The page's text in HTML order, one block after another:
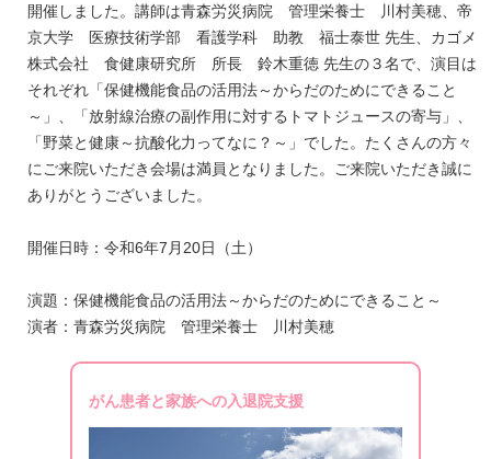
開催しました。講師は青森労災病院 管理栄養士 川村美穂、帝
京大学 医療技術学部 看護学科 助教 福士泰世 先生、カゴメ
株式会社 食健康研究所 所長 鈴木重徳 先生の３名で、演目は
それぞれ「保健機能食品の活用法～からだのためにできること
～」、「放射線治療の副作用に対するトマトジュースの寄与」、
「野菜と健康～抗酸化力ってなに？～」でした。たくさんの方々
にご来院いただき会場は満員となりました。ご来院いただき誠に
ありがとうございました。
開催日時：令和6年7月20日（土）
演題：保健機能食品の活用法～からだのためにできること～
演者：青森労災病院 管理栄養士 川村美穂
がん患者と家族への入退院支援